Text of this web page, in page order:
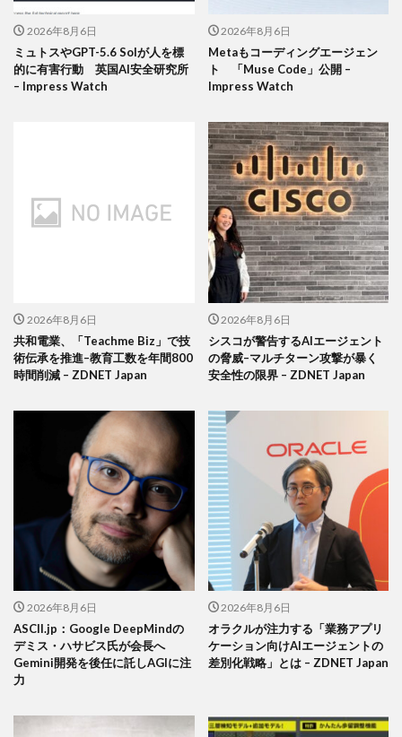
2026年8月6日
ミュトスやGPT-5.6 Solが人を標
的に有害行動 英国AI安全研究所
– Impress Watch
2026年8月6日
Metaもコーディングエージェン
ト 「Muse Code」公開 –
Impress Watch
2026年8月6日
共和電業、「Teachme Biz」で技
術伝承を推進–教育工数を年間800
時間削減 – ZDNET Japan
2026年8月6日
シスコが警告するAIエージェント
の脅威–マルチターン攻撃が暴く
安全性の限界 – ZDNET Japan
2026年8月6日
ASCII.jp：Google DeepMindの
デミス・ハサビス氏が会長へ
Gemini開発を後任に託しAGIに注
力
2026年8月6日
オラクルが注力する「業務アプリ
ケーション向けAIエージェントの
差別化戦略」とは – ZDNET Japan